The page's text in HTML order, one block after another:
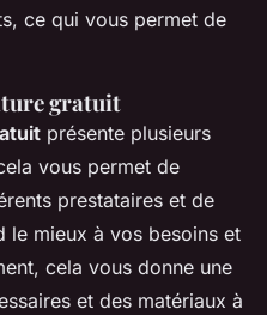
ce qui vous permet de
gratuit
présente plusieurs
vous permet de
prestataires et de
le mieux à vos besoins et
cela vous donne une
et des matériaux à